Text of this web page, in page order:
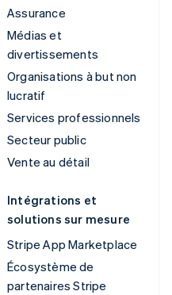
Assurance
Médias et
divertissements
Organisations à but non
lucratif
Services professionnels
Secteur public
Vente au détail
Intégrations et
solutions sur mesure
Stripe App Marketplace
Écosystème de
partenaires Stripe